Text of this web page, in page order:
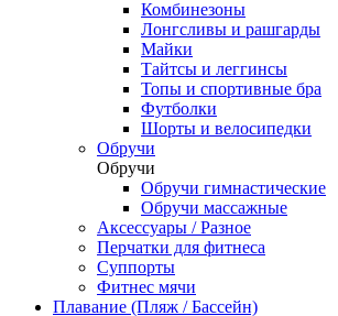
Комбинезоны
Лонгсливы и рашгарды
Майки
Тайтсы и леггинсы
Топы и спортивные бра
Футболки
Шорты и велосипедки
Обручи
Обручи
Обручи гимнастические
Обручи массажные
Аксессуары / Разное
Перчатки для фитнеса
Суппорты
Фитнес мячи
Плавание (Пляж / Бассейн)